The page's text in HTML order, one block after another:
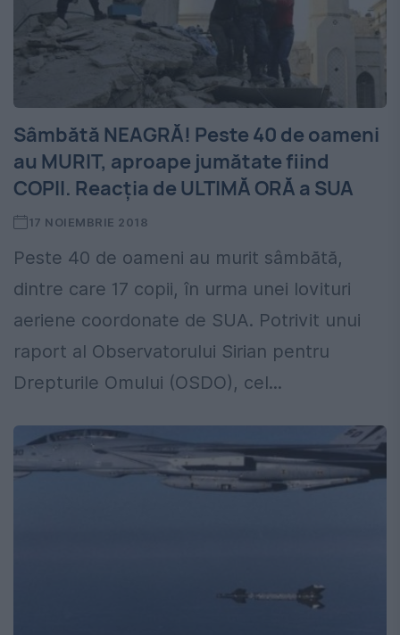
Sâmbătă NEAGRĂ! Peste 40 de oameni
au MURIT, aproape jumătate fiind
COPII. Reacția de ULTIMĂ ORĂ a SUA
17 NOIEMBRIE 2018
Peste 40 de oameni au murit sâmbătă,
dintre care 17 copii, în urma unei lovituri
aeriene coordonate de SUA. Potrivit unui
raport al Observatorului Sirian pentru
Drepturile Omului (OSDO), cel...